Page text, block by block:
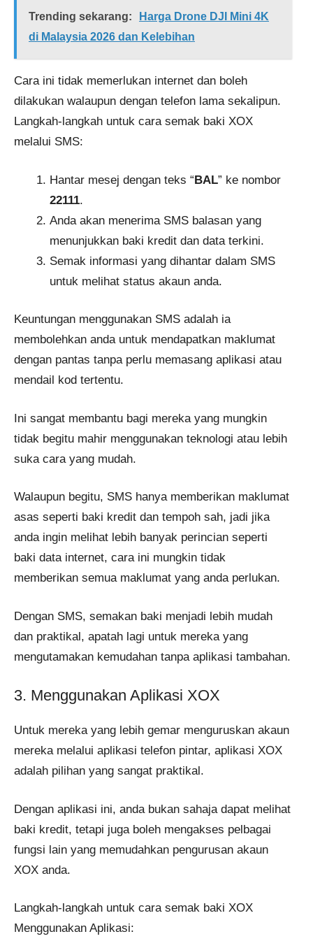
Trending sekarang:
Harga Drone DJI Mini 4K
di Malaysia 2026 dan Kelebihan
Cara ini tidak memerlukan internet dan boleh
dilakukan walaupun dengan telefon lama sekalipun.
Langkah-langkah untuk cara semak baki XOX
melalui SMS:
Hantar mesej dengan teks “BAL” ke nombor
22111.
Anda akan menerima SMS balasan yang
menunjukkan baki kredit dan data terkini.
Semak informasi yang dihantar dalam SMS
untuk melihat status akaun anda.
Keuntungan menggunakan SMS adalah ia
membolehkan anda untuk mendapatkan maklumat
dengan pantas tanpa perlu memasang aplikasi atau
mendail kod tertentu.
Ini sangat membantu bagi mereka yang mungkin
tidak begitu mahir menggunakan teknologi atau lebih
suka cara yang mudah.
Walaupun begitu, SMS hanya memberikan maklumat
asas seperti baki kredit dan tempoh sah, jadi jika
anda ingin melihat lebih banyak perincian seperti
baki data internet, cara ini mungkin tidak
memberikan semua maklumat yang anda perlukan.
Dengan SMS, semakan baki menjadi lebih mudah
dan praktikal, apatah lagi untuk mereka yang
mengutamakan kemudahan tanpa aplikasi tambahan.
3. Menggunakan Aplikasi XOX
Untuk mereka yang lebih gemar menguruskan akaun
mereka melalui aplikasi telefon pintar, aplikasi XOX
adalah pilihan yang sangat praktikal.
Dengan aplikasi ini, anda bukan sahaja dapat melihat
baki kredit, tetapi juga boleh mengakses pelbagai
fungsi lain yang memudahkan pengurusan akaun
XOX anda.
Langkah-langkah untuk cara semak baki XOX
Menggunakan Aplikasi: